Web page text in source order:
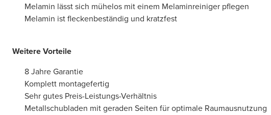
Melamin lässt sich mühelos mit einem Melaminreiniger pflegen
Melamin ist fleckenbeständig und kratzfest
Weitere Vorteile
8 Jahre Garantie
Komplett montagefertig
Sehr gutes Preis-Leistungs-Verhältnis
Metallschubladen mit geraden Seiten für optimale Raumausnutzung